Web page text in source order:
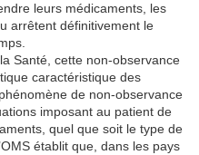
leurs médicaments, les
arrêtent définitivement le
Santé, cette non-observance
caractéristique des
de non-observance
imposant au patient de
quel que soit le type de
établit que, dans les pays